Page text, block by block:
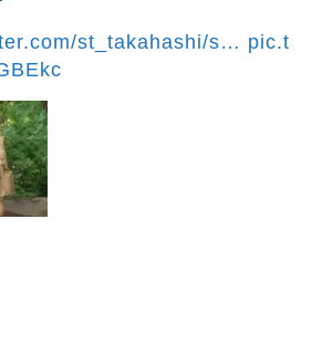
st_takahashi/s… pic.t